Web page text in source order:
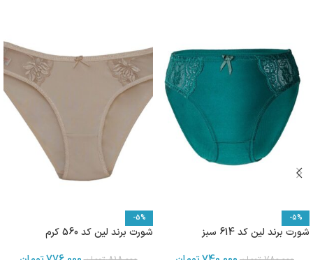
-5%
شورت برند لین کد 614 سبز
-5%
شورت برند لین کد 560 کرم